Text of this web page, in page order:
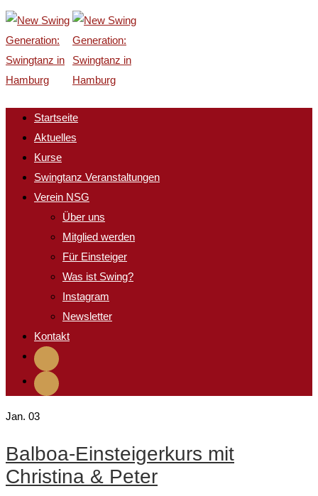
Startseite
Aktuelles
Kurse
Swingtanz Veranstaltungen
Verein NSG
Über uns
Mitglied werden
Für Einsteiger
Was ist Swing?
Instagram
Newsletter
Kontakt
Jan. 03
Balboa-Einsteigerkurs mit
Christina & Peter